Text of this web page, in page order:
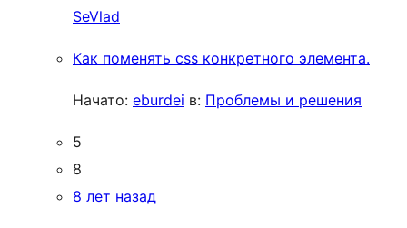
SeVlad
Как поменять css конкретного элемента.
Начато: eburdei в: Проблемы и решения
5
8
8 лет назад